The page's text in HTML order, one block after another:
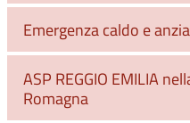
Emergenza caldo e
ASP REGGIO EMILIA
Romagna